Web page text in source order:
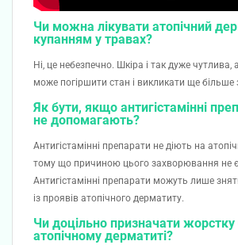
Чи можна лікувати атопічний
купанням у травах?
Ні, це небезпечно. Шкіра і так дуже
може погіршити стан і викликати ще більше
Як бути, якщо антигістамінні
не допомагають?
Антигістамінні препарати не діють на
тому що причиною цього захворювання не є
Антигістамінні препарати можуть лише
із проявів атопічного дерматиту.
Чи доцільно призначати жорстку
атопічному дерматиті?